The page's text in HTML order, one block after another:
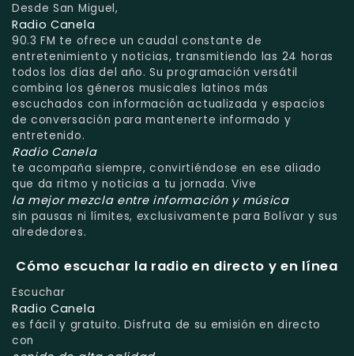
Desde San Miguel,
Radio Canela
90.3 FM te ofrece un caudal constante de
entretenimiento y noticias, transmitiendo las 24 horas
todos los días del año. Su programación versátil
combina los géneros musicales latinos más
escuchados con información actualizada y espacios
de conversación para mantenerte informado y
entretenido.
Radio Canela
te acompaña siempre, convirtiéndose en ese aliado
que da ritmo y noticias a tu jornada. Vive
la mejor mezcla entre información y música
sin pausas ni límites, exclusivamente para Bolívar y sus
alrededores.
Cómo escuchar la radio en directo y en línea
Escuchar
Radio Canela
es fácil y gratuito. Disfruta de su emisión en directo
con